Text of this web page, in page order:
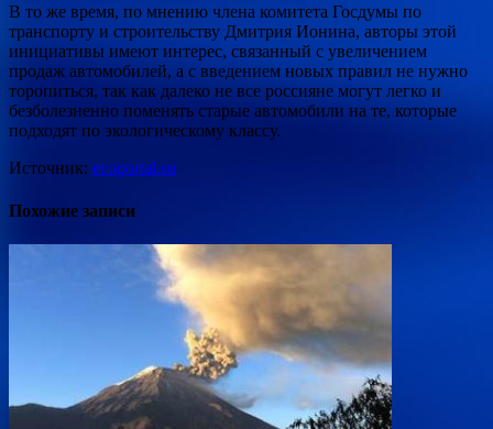
В то же время, по мнению члена комитета Госдумы по
транспорту и строительству Дмитрия Ионина, авторы этой
инициативы имеют интерес, связанный с увеличением
продаж автомобилей, а с введением новых правил не нужно
торопиться, так как далеко не все россияне могут легко и
безболезненно поменять старые автомобили на те, которые
подходят по экологическому классу.
Источник: ecoportal.su
Похожие записи